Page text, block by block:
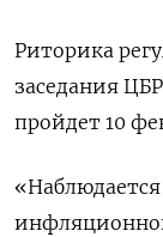
Риторика
заседания
пройдет 10